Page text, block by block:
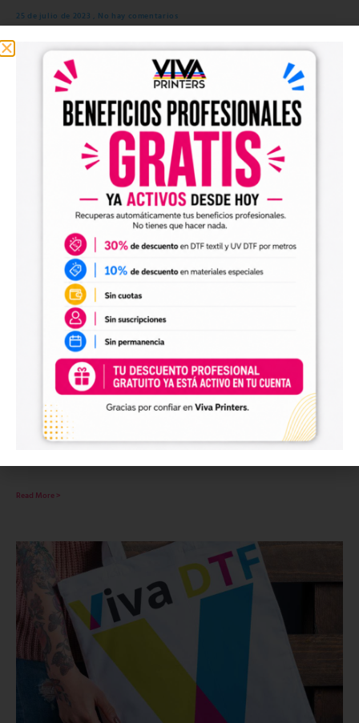
25 de julio de 2023 No hay comentarios
Guía completa para el cuidado de prendas impresas con DTF Consejos para el lavado,
secado y cuidado general de prendas impresas con DTF para maximizar su vida útil.
Como Oferecer Serviços de Impressão DTF
Personalizados para Eventos e Promoções
25 de julio de 2023
Read More >